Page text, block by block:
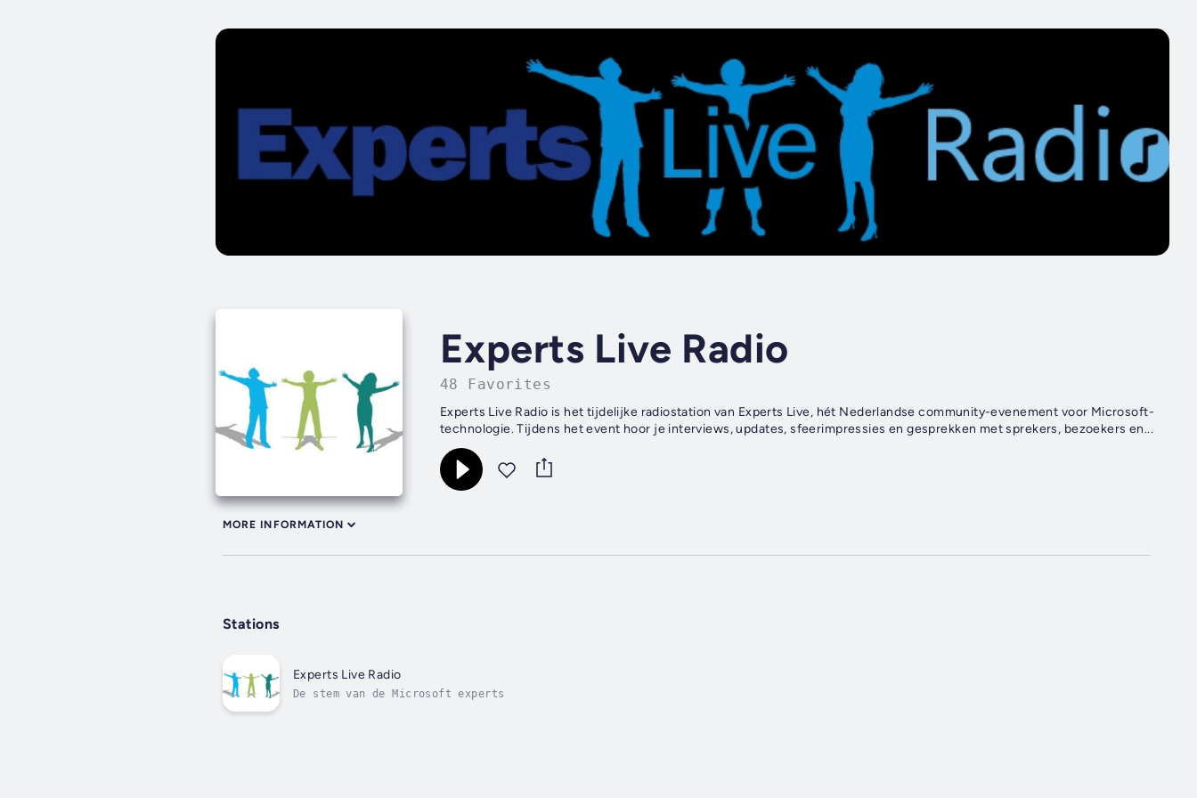
Experts Live Radio
48 Favorites
Experts Live Radio is het tijdelijke radiostation van Experts Live, hét Nederlandse community-evenement voor Microsoft-
technologie. Tijdens het event hoor je interviews, updates, sfeerimpressies en gesprekken met sprekers, bezoekers en...
MORE INFORMATION
Stations
Experts Live Radio
De stem van de Microsoft experts